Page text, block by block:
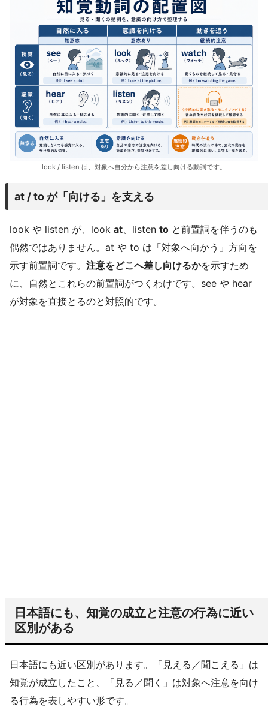
look / listen は、対象へ自分から注意を差し向ける動詞です。
at / to が「向ける」を支える
look や listen が、look at 、listen to と前置詞を伴うのも
偶然ではありません。at や to は「対象へ向かう」方向を
示す前置詞です。 注意をどこへ差し向けるかを示すため
に、自然とこれらの前置詞がつくわけです。see や hear
が対象を直接とるのと対照的です。
日本語にも、知覚の成立と注意の行為に近い
区別がある
日本語にも近い区別があります。「見える／聞こえる」は
知覚が成立したこと、「見る／聞く」は対象へ注意を向け
る行為を表しやすい形です。